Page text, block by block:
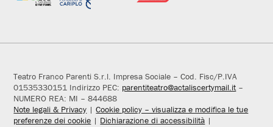
Teatro Franco Parenti S.r.l. Impresa Sociale – Cod. Fisc/P.IVA
01535330151 Indirizzo PEC: parentiteatro@actaliscertymail.it–
NUMERO REA: MI – 844688
Note legali & Privacy |Cookie policy – visualizza e modifica le tue
preferenze dei cookie | Dichiarazione di accessibilità |